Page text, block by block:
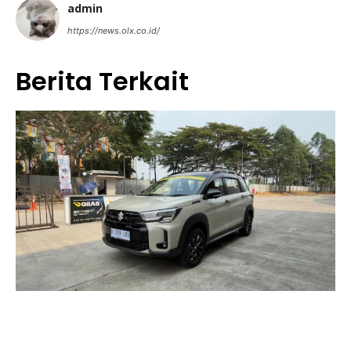
admin
https://news.olx.co.id/
Berita Terkait